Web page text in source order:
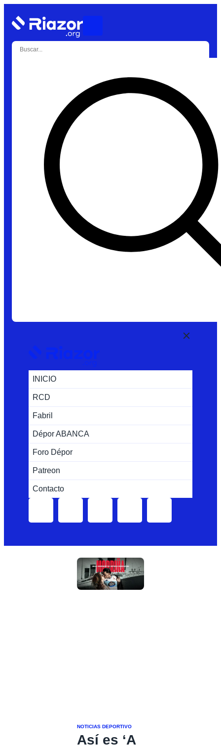
INICIO
RCD
Fabril
Dépor ABANCA
Foro Dépor
Patreon
Contacto
NOTICIAS DEPORTIVO
Así es ‘A